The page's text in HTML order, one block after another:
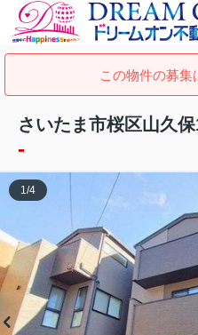
この物件の募集
さいたま市桜区山久
-
1/4